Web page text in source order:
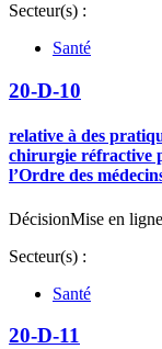
Secteur(s) :
Santé
20-D-10
relative à des
chirurgie réfractive
l’Ordre des
DécisionMise en
Secteur(s) :
Santé
20-D-11